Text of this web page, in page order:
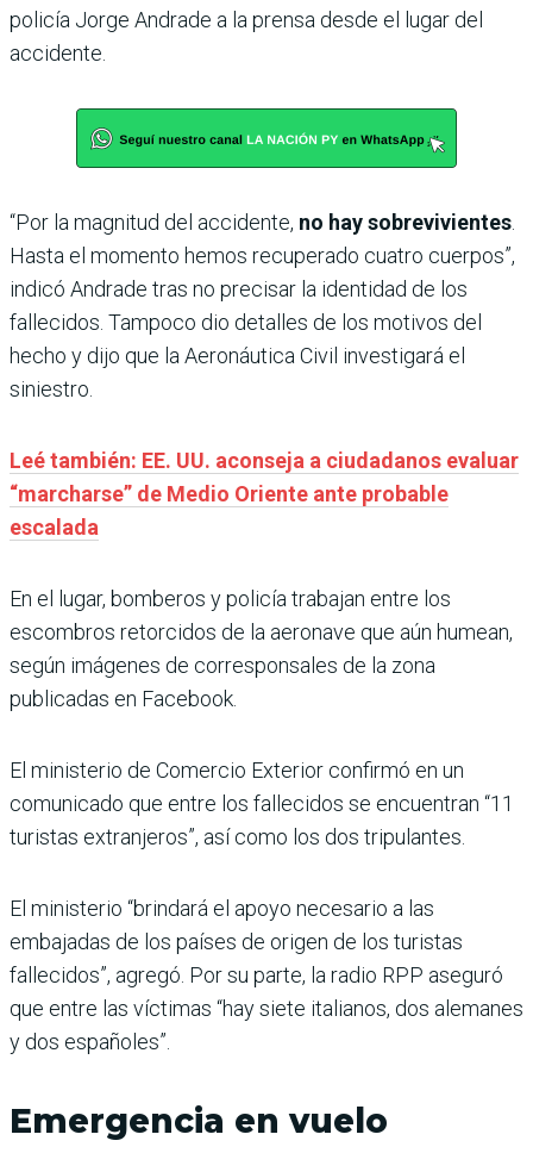
policía Jorge Andrade a la prensa desde el lugar del
accidente.
“Por la magnitud del accidente, no hay sobrevivientes
Hasta el momento hemos recuperado cuatro cuerpos”,
indicó Andrade tras no precisar la identidad de los
fallecidos. Tampoco dio detalles de los motivos del
hecho y dijo que la Aeronáutica Civil investigará el
siniestro.
Leé también: EE. UU. aconseja a ciudadanos evaluar
“marcharse” de Medio Oriente ante probable
escalada
En el lugar, bomberos y policía trabajan entre los
escombros retorcidos de la aeronave que aún humean,
según imágenes de corresponsales de la zona
publicadas en Facebook.
El ministerio de Comercio Exterior confirmó en un
comunicado que entre los fallecidos se encuentran “11
turistas extranjeros”, así como los dos tripulantes.
El ministerio “brindará el apoyo necesario a las
embajadas de los países de origen de los turistas
fallecidos”, agregó. Por su parte, la radio RPP aseguró
que entre las víctimas “hay siete italianos, dos alemanes
y dos españoles”.
Emergencia en vuelo